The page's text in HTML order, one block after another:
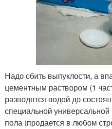
Надо сбить выпуклости, а
цементным раствором (1
разводятся водой до
специальной
пола (продается в любом